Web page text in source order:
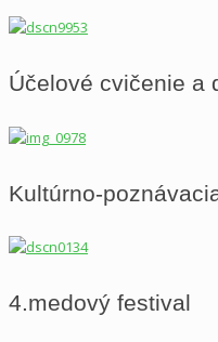
Účelové cvičenie a
Kultúrno-
4.medový festival